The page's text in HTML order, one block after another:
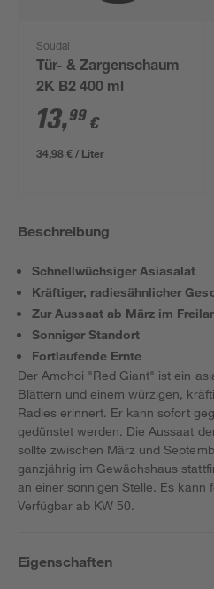
Soudal
Tür- & Zargenschaum
2K B2 400 ml
13,99 €
34,98 € / Liter
Beschreibung
Schnellwüchsiger Asiasalat
Kräftiger, radiesähnlicher
Zur Aussaat ab März im
Sonniger Standort
Fortlaufende Ernte
Der Amchoi "Red Giant" ist ein
Blättern und einem würzigen,
Radies erinnert. Er kann sofort
gedünstet werden. Die Aussaat
sollte zwischen März und
ganzjährig im Gewächshaus
an einer sonnigen Stelle. Es kann
Verfügbar ab KW 50.
Eigenschaften